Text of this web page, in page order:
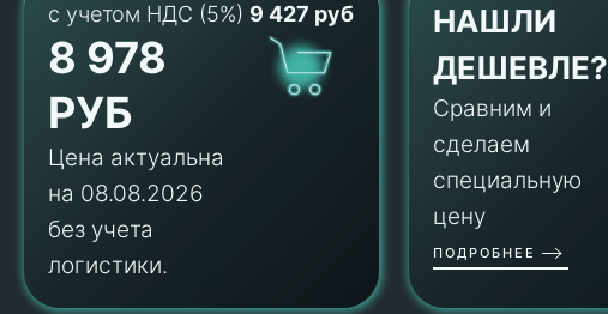
с учетом НДС (5%) 9 427 руб
8 978
РУБ
Цена актуальна
на 08.08.2026
без учета
логистики.
НАШЛИ
ДЕШЕВЛЕ?
Сравним и
сделаем
специальную
цену
ПОДРОБНЕЕ